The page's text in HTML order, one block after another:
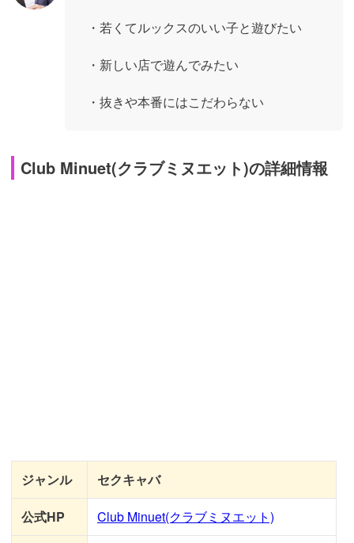
・若くてルックスのいい子と遊びたい
・新しい店で遊んでみたい
・抜きや本番にはこだわらない
Club Minuet(クラブミヌエット)の詳細情報
ジャンル セクキャバ
公式HP Club Minuet(クラブミヌエット)